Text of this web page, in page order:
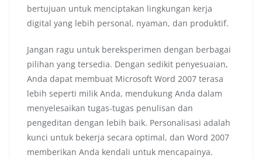
bertujuan untuk menciptakan lingkungan kerja
digital yang lebih personal, nyaman, dan produktif.
Jangan ragu untuk bereksperimen dengan berbagai
pilihan yang tersedia. Dengan sedikit penyesuaian,
Anda dapat membuat Microsoft Word 2007 terasa
lebih seperti milik Anda, mendukung Anda dalam
menyelesaikan tugas-tugas penulisan dan
pengeditan dengan lebih baik. Personalisasi adalah
kunci untuk bekerja secara optimal, dan Word 2007
memberikan Anda kendali untuk mencapainya.